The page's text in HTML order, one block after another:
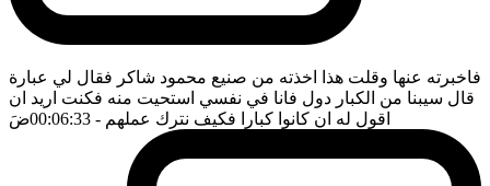
فاخبرته عنها وقلت هذا اخذته من صنيع محمود شاكر فقال لي عبارة
قال سيبنا من الكبار دول فانا في نفسي استحيت منه فكنت اريد ان
اقول له ان كانوا كبارا فكيف نترك عملهم - 00:06:33 ضَ